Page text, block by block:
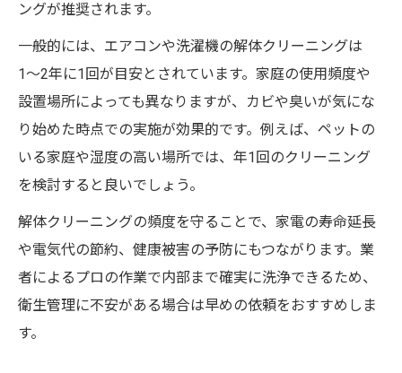
ングが推奨されます。
一般的には、エアコンや洗濯機の解体クリーニングは
1〜2年に1回が目安とされています。家庭の使用頻度や
設置場所によっても異なりますが、カビや臭いが気にな
り始めた時点での実施が効果的です。例えば、ペットの
いる家庭や湿度の高い場所では、年1回のクリーニング
を検討すると良いでしょう。
解体クリーニングの頻度を守ることで、家電の寿命延長
や電気代の節約、健康被害の予防にもつながります。業
者によるプロの作業で内部まで確実に洗浄できるため、
衛生管理に不安がある場合は早めの依頼をおすすめしま
す。